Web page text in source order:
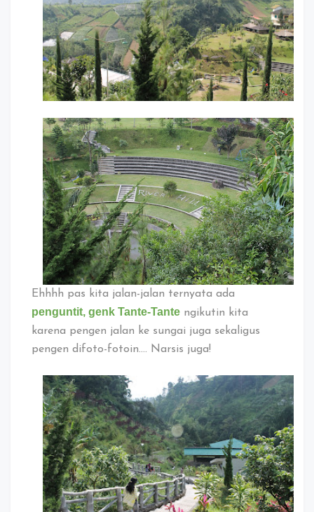
Ehhhh pas kita jalan-jalan ternyata ada
penguntit, genk Tante-Tante ngikutin kita
karena pengen jalan ke sungai juga sekaligus
pengen difoto-fotoin…. Narsis juga!